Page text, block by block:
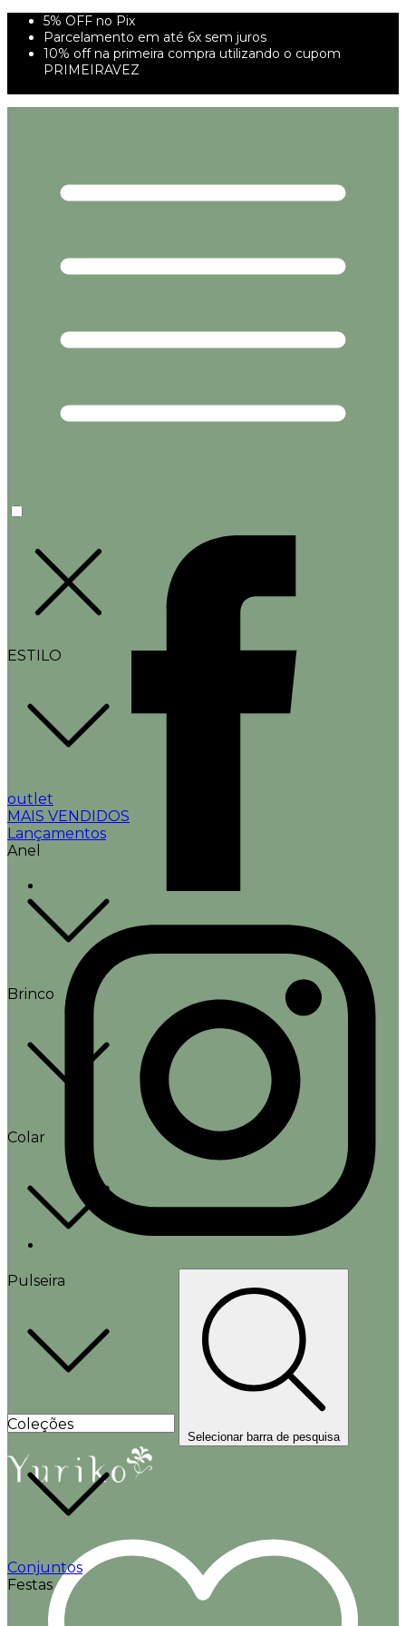
5% OFF no Pix
Parcelamento em até 6x sem juros
10% off na primeira compra utilizando o cupom
PRIMEIRAVEZ
ESTILO
outlet
MAIS VENDIDOS
Lançamentos
Anel
Brinco
Colar
Pulseira
Coleções
Conjuntos
Festas
Selecionar barra de pesquisa